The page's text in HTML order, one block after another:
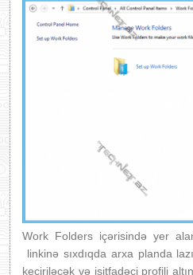
Work Folders içərisində yer
linkinə sıxdıqda arxa planda
keçiriləcək və isitfadəçi profili